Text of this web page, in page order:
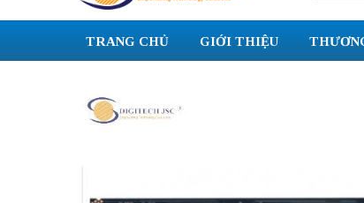
TRANG CHỦ GIỚI THIỆU